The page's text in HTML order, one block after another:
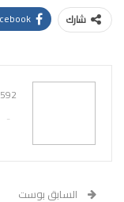
شارك
12592
السابق بوست